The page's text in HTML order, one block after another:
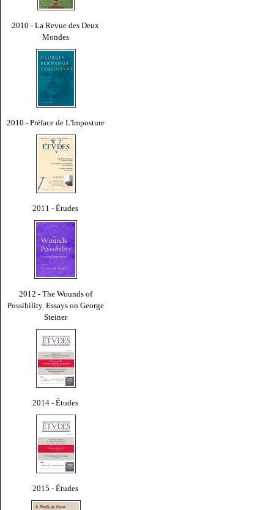
2010 - La Revue des Deux
Mondes
2010 - Préface de L'Imposture
2011 - Études
2012 - The Wounds of
Possibility. Essays on George
Steiner
2014 - Études
2015 - Études